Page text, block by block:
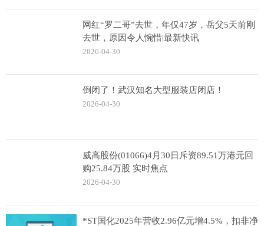
网红“罗二哥”去世，年仅47岁，岳父5天前刚
去世，原因令人惋惜|最新快讯
2026-04-30
倒闭了！武汉知名大型服装店闭店！
2026-04-30
威高股份(01066)4月30日斥资89.51万港元回
购25.84万股 实时焦点
2026-04-30
*ST国化2025年营收2.96亿元增4.5%，扣非净